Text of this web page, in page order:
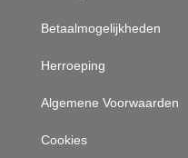
Betaalmogelijkheden
Herroeping
Algemene Voorwaarden
Cookies